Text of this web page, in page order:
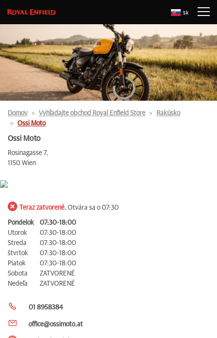
Sk
Domov Vyhľadajte obchod Royal Enfield Store
Rakúsko
Ossi Moto
Ossi Moto
Rosinagasse 7,
1150 Wien
Teraz zatvorené. Otvára sa o 07:30
Pondelok
07:30-18:00
Utorok
07:30-18:00
Streda
07:30-18:00
štvrtok
07:30-18:00
Piatok
07:30-18:00
Sobota
ZATVORENÉ
Nedeľa
ZATVORENÉ
01 8958384
office@ossimoto.at